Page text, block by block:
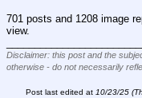
701 posts and 1208 image
view.
Disclaimer: this post and the
otherwise - do not necessarily
Post last edited at 10/23/25